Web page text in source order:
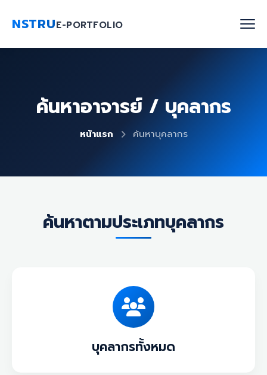
NSTRUE-PORTFOLIO
ค้นหาบุคลากร
งานวิจัย
ติดต่อเรา
เข้าสู่ระบบ
ค้นหาอาจารย์ / บุคลากร
หน้าแรก ค้นหาบุคลากร
ค้นหาตามประเภทบุคลากร
บุคลากรทั้งหมด